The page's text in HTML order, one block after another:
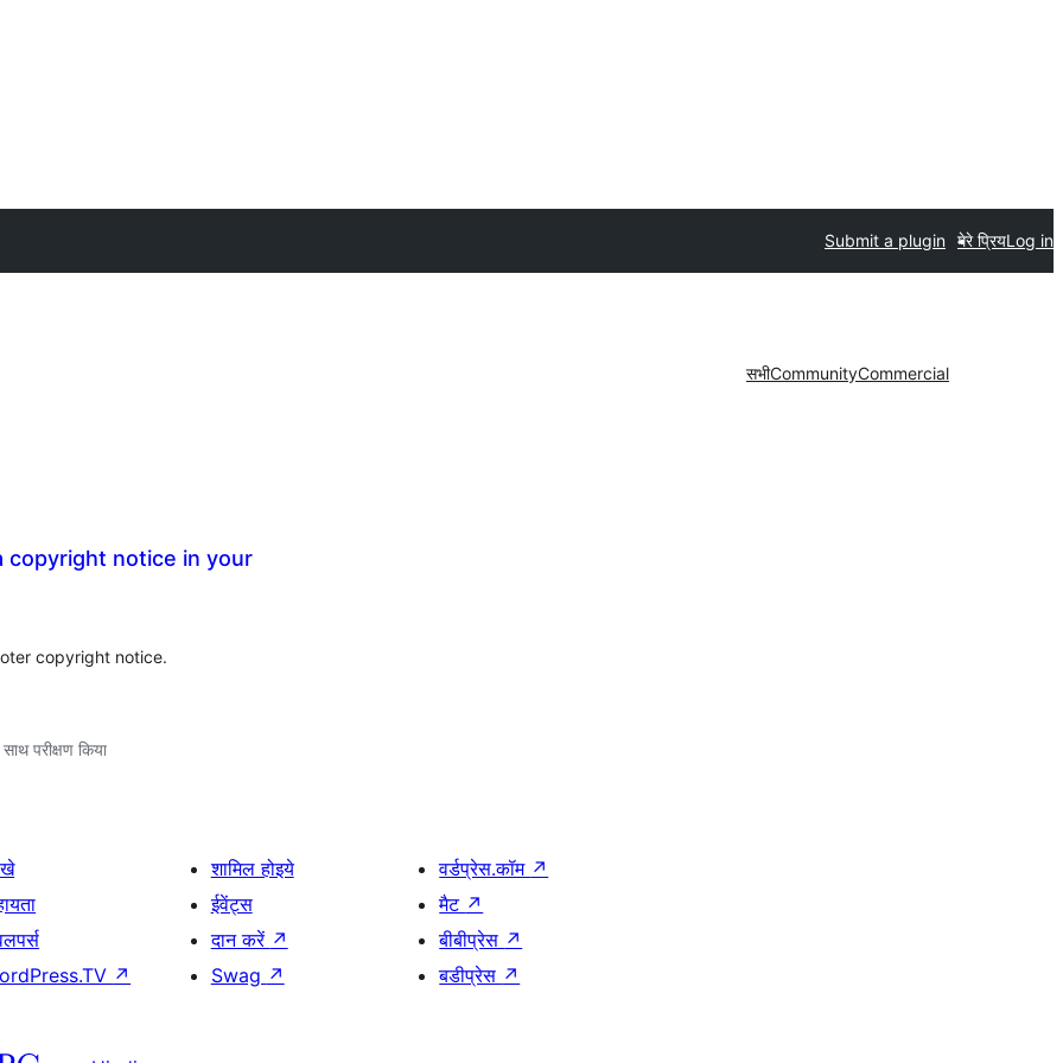
Submit a plugin मेरे प्रियLog in
सभीCommunityCommercial
copyright notice in your
copyright notice.
परीक्षण किया
↗
शामिल होइये
ईवेंट्स
दान करें ↗
Swag ↗
वर्डप्रेस.कॉम ↗
मैट ↗
बीबीप्रेस ↗
बडीप्रेस ↗